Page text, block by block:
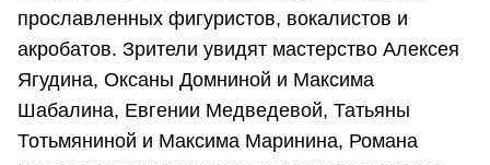
прославленных фигуристов, вокалистов и
акробатов. Зрители увидят мастерство Алексея
Ягудина, Оксаны Домниной и Максима
Шабалина, Евгении Медведевой, Татьяны
Тотьмяниной и Максима Маринина, Романа